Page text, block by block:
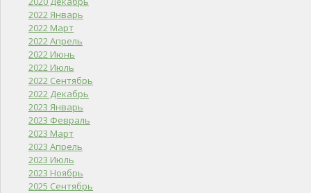
2022 Январь
2022 Март
2022 Апрель
2022 Июнь
2022 Июль
2022 Сентябрь
2022 Декабрь
2023 Январь
2023 Февраль
2023 Март
2023 Апрель
2023 Июль
2023 Ноябрь
2025 Сентябрь